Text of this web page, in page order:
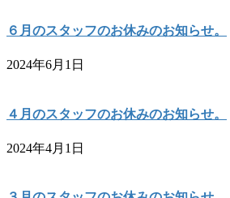
６月のスタッフのお休みのお知らせ。
2024年6月1日
４月のスタッフのお休みのお知らせ。
2024年4月1日